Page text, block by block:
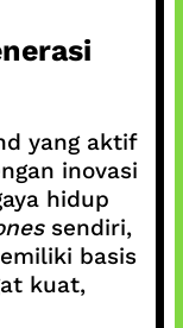
yang aktif
inovasi
hidup
sendiri,
basis
kuat,